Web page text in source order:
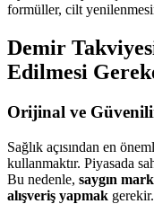
formüller, cilt
Demir
Edilmesi
Orijinal ve
Sağlık açısından en
kullanmaktır. Piyasada
Bu nedenle, saygın
alışveriş yapmak gerekir.